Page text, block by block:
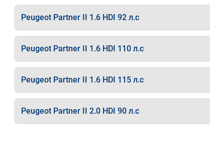
Peugeot Partner II 1.6 HDI 92 л.с
Peugeot Partner II 1.6 HDI 110 л.с
Peugeot Partner II 1.6 HDI 115 л.с
Peugeot Partner II 2.0 HDI 90 л.с